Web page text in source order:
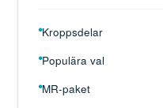
Kroppsdelar
Populära val
MR-paket